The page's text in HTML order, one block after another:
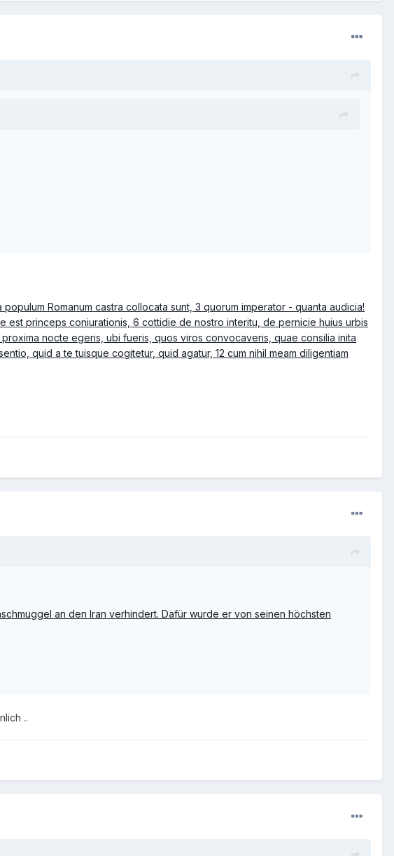
populum Romanum castra collocata sunt, 3 quorum imperator - quanta audicia!
est princeps coniurationis, 6 cottidie de nostro interitu, de pernicie huius urbis
nocte egeris, ubi fueris, quos viros convocaveris, quae consilia inita
quid a te tuisque cogitetur, quid agatur, 12 cum nihil meam diligentiam
an den Iran verhindert. Dafür wurde er von seinen höchsten
..